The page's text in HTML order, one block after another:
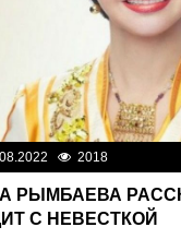
2018
РЫМБАЕВА
С НЕВЕСТКОЙ